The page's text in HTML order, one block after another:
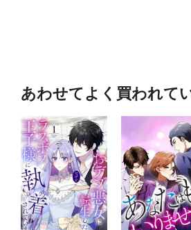
あわせてよく買われて